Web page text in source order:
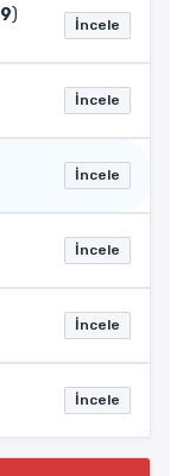
9) İncele
İncele
İncele
İncele
İncele
İncele